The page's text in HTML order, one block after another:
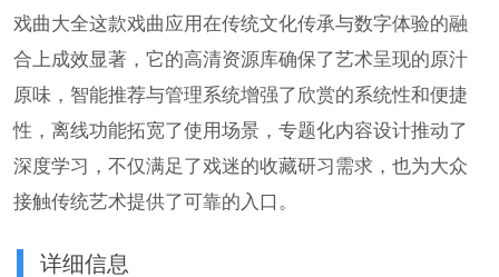
戏曲大全这款戏曲应用在传统文化传承与数字体验的融
合上成效显著，它的高清资源库确保了艺术呈现的原汁
原味，智能推荐与管理系统增强了欣赏的系统性和便捷
性，离线功能拓宽了使用场景，专题化内容设计推动了
深度学习，不仅满足了戏迷的收藏研习需求，也为大众
接触传统艺术提供了可靠的入口。
详细信息